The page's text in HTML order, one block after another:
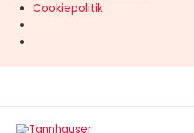
Cookiepolitik